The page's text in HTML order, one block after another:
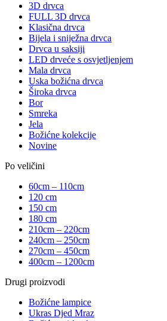
3D drvca
FULL 3D drvca
Klasična drvca
Bijela i sniježna drvca
Drvca u saksiji
LED drveće s osvjetljenjem
Mala drvca
Uska božićna drvca
Široka drvca
Bor
Smreka
Jela
Božićne kolekcije
Novine
Po veličini
60cm – 110cm
120 cm
150 cm
180 cm
210cm – 220cm
240cm – 250cm
270cm – 450cm
400cm – 1200cm
Drugi proizvodi
Božićne lampice
Ukras Djed Mraz